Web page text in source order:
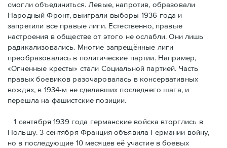
смогли объединиться. Левые, напротив, образовали
Народный Фронт, выиграли выборы 1936 года и
запретили все правые лиги. Естественно, правые
настроения в обществе от этого не ослабли. Они лишь
радикализовались. Многие запрещённые лиги
преобразовались в политические партии. Например,
«Огненные кресты» стали Социальной партией. Часть
правых боевиков разочаровалась в консервативных
вождях, в 1934-м не сделавших последнего шага, и
перешла на фашистские позиции.
1 сентября 1939 года германские войска вторглись в
Польшу. 3 сентября Франция объявила Германии войну,
но в последующие 10 месяцев её участие в боевых